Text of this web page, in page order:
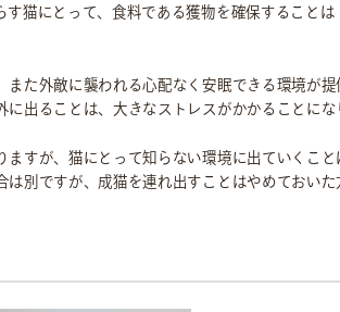
貢献活動
猫にとって、食料である獲物を確保すること
た外敵に襲われる心配なく安眠できる環境が
出ることは、大きなストレスがかかることにな
すが、猫にとって知らない環境に出ていくこ
別ですが、成猫を連れ出すことはやめておいた